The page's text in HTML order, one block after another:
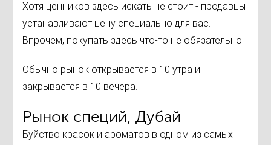
Хотя ценников здесь искать не стоит - продавцы
устанавливают цену специально для вас.
Впрочем, покупать здесь что-то не обязательно.
Обычно рынок открывается в 10 утра и
закрывается в 10 вечера.
Рынок специй, Дубай
Буйство красок и ароматов в одном из самых